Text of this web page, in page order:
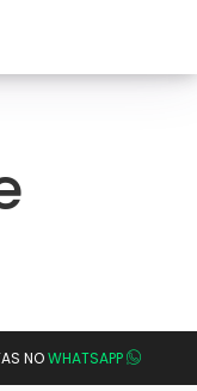
NOWHATSAPP